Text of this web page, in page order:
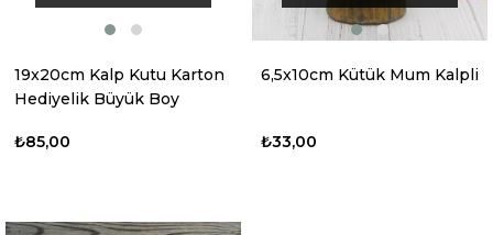
19x20cm Kalp Kutu Karton
Hediyelik Büyük Boy
₺85,00
6,5x10cm Kütük Mum Kalpli
₺33,00